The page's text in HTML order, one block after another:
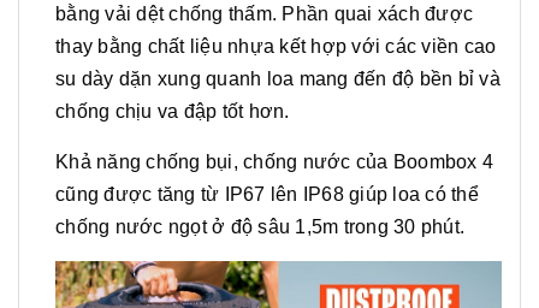
bằng vải dệt chống thấm. Phần quai xách được
thay bằng chất liệu nhựa kết hợp với các viền cao
su dày dặn xung quanh loa mang đến độ bền bỉ và
chống chịu va đập tốt hơn.
Khả năng chống bụi, chống nước của Boombox 4
cũng được tăng từ IP67 lên IP68 giúp loa có thể
chống nước ngọt ở độ sâu 1,5m trong 30 phút.